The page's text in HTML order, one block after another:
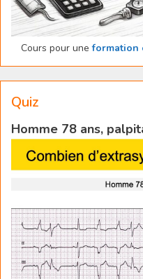
Cours pour uneformation
Quiz
Homme 78 ans,